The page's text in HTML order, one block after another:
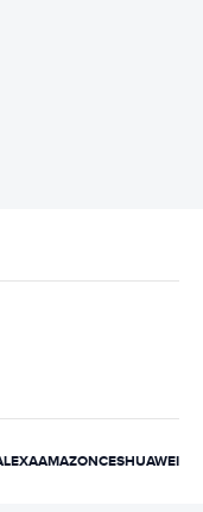
AMAZONCESHUAWEI